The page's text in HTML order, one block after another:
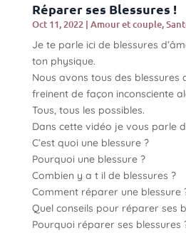
Réparer ses Blessures !
Oct 11, 2022| Amour et couple,
Je te parle ici de blessures
ton physique.
Nous avons tous des blessures
freinent de façon inconsciente
Tous, tous les possibles.
Dans cette vidéo je vous parle
C’est quoi une blessure ?
Pourquoi une blessure ?
Combien y a t il de blessures ?
Comment réparer une blessure
Quel conseils pour réparer ses
Pourquoi réparer ses blessures